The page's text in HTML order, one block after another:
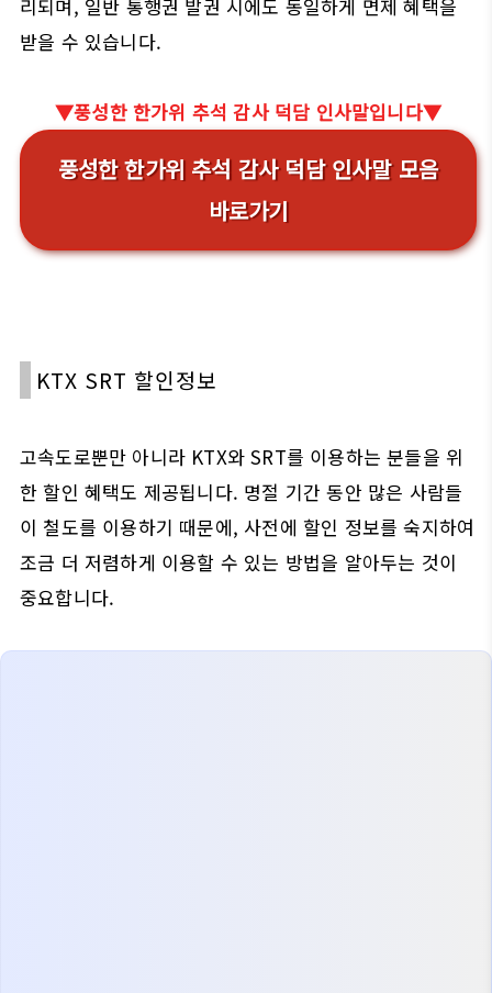
리되며, 일반 통행권 발권 시에도 동일하게 면제 혜택을
받을 수 있습니다.
▼풍성한 한가위 추석 감사 덕담 인사말입니다▼
풍성한 한가위 추석 감사 덕담 인사말 모음
바로가기
KTX SRT 할인정보
고속도로뿐만 아니라 KTX와 SRT를 이용하는 분들을 위
한 할인 혜택도 제공됩니다. 명절 기간 동안 많은 사람들
이 철도를 이용하기 때문에, 사전에 할인 정보를 숙지하여
조금 더 저렴하게 이용할 수 있는 방법을 알아두는 것이
중요합니다.